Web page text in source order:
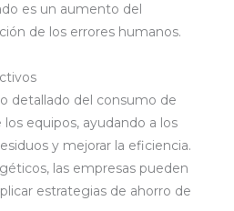
es un aumento del
de los errores humanos.
detallado del consumo de
equipos, ayudando a los
y mejorar la eficiencia.
las empresas pueden
estrategias de ahorro de